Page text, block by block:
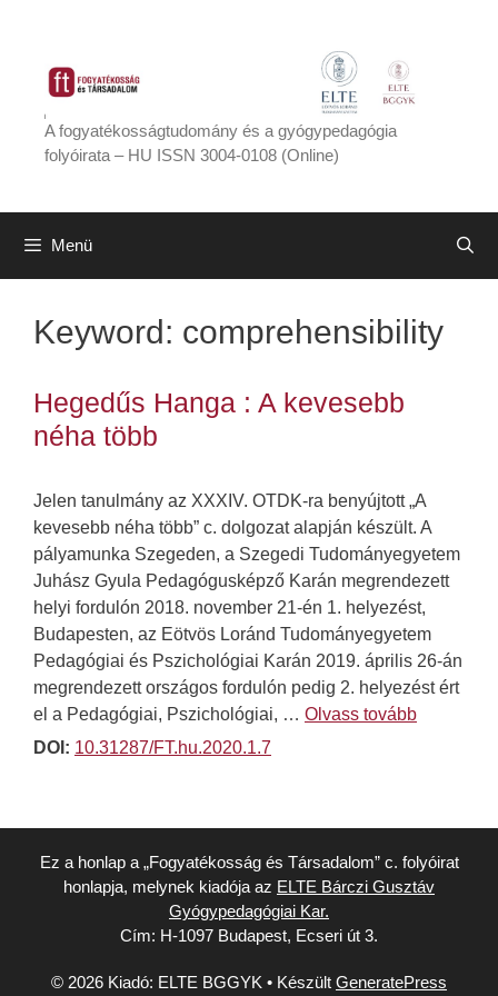
tartalomba
A fogyatékosságtudomány és a gyógypedagógia
folyóirata – HU ISSN 3004-0108 (Online)
Menü
Keyword: comprehensibility
Hegedűs Hanga : A kevesebb
néha több
Jelen tanulmány az XXXIV. OTDK-ra benyújtott „A
kevesebb néha több” c. dolgozat alapján készült. A
pályamunka Szegeden, a Szegedi Tudományegyetem
Juhász Gyula Pedagógusképző Karán megrendezett
helyi fordulón 2018. november 21-én 1. helyezést,
Budapesten, az Eötvös Loránd Tudományegyetem
Pedagógiai és Pszichológiai Karán 2019. április 26-án
megrendezett országos fordulón pedig 2. helyezést ért
el a Pedagógiai, Pszichológiai, … Olvass tovább
DOI: 10.31287/FT.hu.2020.1.7
Ez a honlap a „Fogyatékosság és Társadalom” c. folyóirat
honlapja, melynek kiadója az ELTE Bárczi Gusztáv
Gyógypedagógiai Kar.
Cím: H-1097 Budapest, Ecseri út 3.
© 2026 Kiadó: ELTE BGGYK • Készült GeneratePress